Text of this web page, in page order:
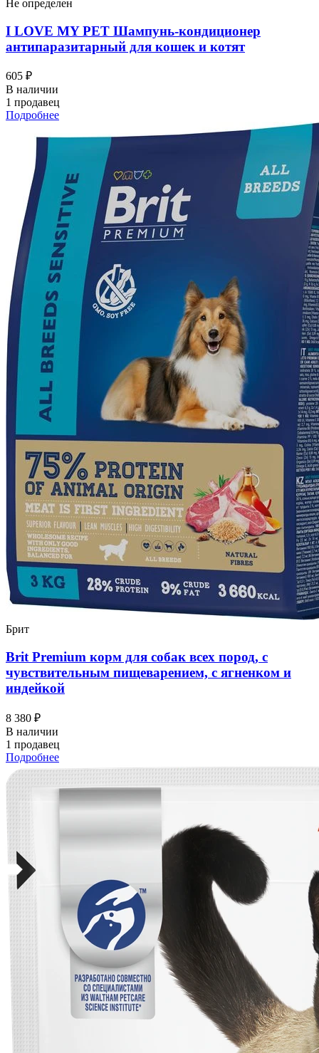
Не определен
I LOVЕ MY PET Шампунь-кондиционер
антипаразитарный для кошек и котят
605 ₽
В наличии
1 продавец
Подробнее
Брит
Brit Premium корм для собак всех пород, с
чувствительным пищеварением, с ягненком и
индейкой
8 380 ₽
В наличии
1 продавец
Подробнее